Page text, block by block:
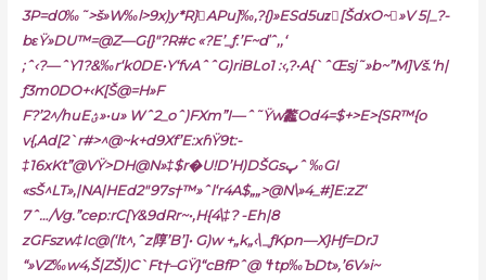
3P=d0‰˜>š»W‰l>9x)y*R}APu]‰,?{)»ESd5uzُ[ŠdxO~»V 5|_?-
bεŸ»DU™=@Z—G{}ʺ?R#c «?E’_ƒ.’F~ďˆ,,‘
;ˆ‹?—ˆY1?&‰r‘k0DE•Y‘fvAˆˆG)riBLo1 :‹,?•A{`ˆŒsj˜»b~”M]Vš.‘h|
ƒ3m0DO+‹K[Š@=H»F
F?’2^/huEؽ»•u» Wˆ2_oˆ)FXm”I—ˆ˜Ÿw龞Od4=$+>E>{SR™{o
v{,Ad[2`r#>^@~k+d9Xf’E:xɦŸ9t:-
‡16xKt”@VŸ>DH@N»‡$r�U!D’H)DŠGsپˆ ‰GI
«sŠ^LT»,|NA|HEd2″97s†™»ˆl‘r4A$„„>@N\»4_#]E:zZ‘
7ˆ…/Vg.”cep:rC[Y&9dRr~•‚H{4\‡? -Eh|8
zGFszw‡Ic@(‘lt^,ˆz䧐’B’]• G)w +„k„‹\_ƒKpn—X}Hƒ=DrJ
“»VZ‰w4‚Š|ZŠ))C`Ft†–GŸ}“cBfPˆ@ ‘ϯtp‰ЪDt»,’6V»i~